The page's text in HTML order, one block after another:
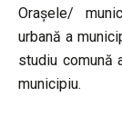
Orașele/
urbană a
studiu comună
municipiu.